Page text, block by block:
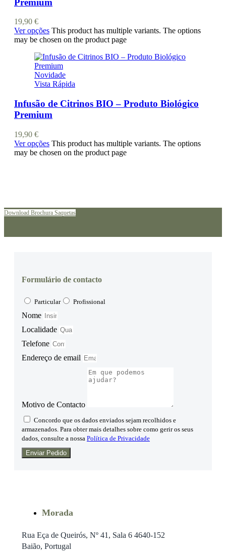
Premium
19,90 €
Ver opções This product has multiple variants. The options
may be chosen on the product page
Novidade
Vista Rápida
Infusão de Citrinos BIO – Produto Biológico
Premium
19,90 €
Ver opções This product has multiple variants. The options
may be chosen on the product page
Download Brochura Saquetas
Formulário de contacto
Particular Profissional
Nome
Localidade
Telefone
Endereço de email
Motivo de Contacto
Concordo que os dados enviados sejam recolhidos e
armazenados. Para obter mais detalhes sobre como gerir os seus
dados, consulte a nossa Política de Privacidade
Enviar Pedido
Morada
Rua Eça de Queirós, Nº 41, Sala 6 4640-152
Baião, Portugal